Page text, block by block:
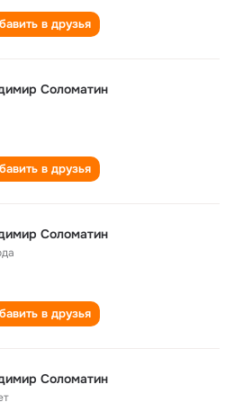
в друзья
Соломатин
в друзья
Соломатин
в друзья
Соломатин